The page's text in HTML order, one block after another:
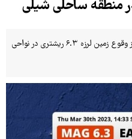
مرکز لرزه نگاری اروپا-مدیترانه (EMSC) از وقوع زمین لرزه ۶.۳ ریشتری در نواحی